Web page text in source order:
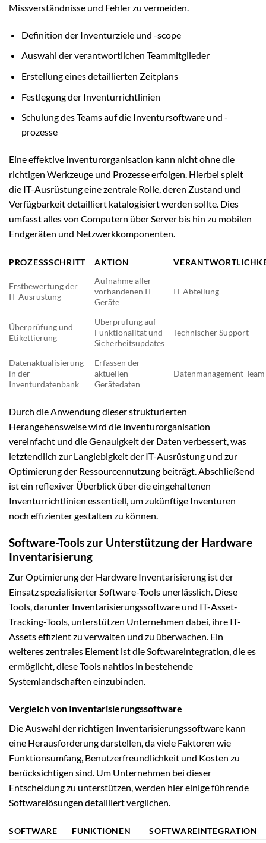
Missverständnisse und Fehler zu vermeiden.
Definition der Inventurziele und -scope
Auswahl der verantwortlichen Teammitglieder
Erstellung eines detaillierten Zeitplans
Festlegung der Inventurrichtlinien
Schulung des Teams auf die Inventursoftware und -
prozesse
Eine effektive Inventurorganisation kann nicht ohne die
richtigen Werkzeuge und Prozesse erfolgen. Hierbei spielt
die IT-Ausrüstung eine zentrale Rolle, deren Zustand und
Verfügbarkeit detailliert katalogisiert werden sollte. Dies
umfasst alles von Computern über Server bis hin zu mobilen
Endgeräten und Netzwerkkomponenten.
PROZESSSCHRITT AKTION
Erstbewertung der
IT-Ausrüstung
Aufnahme aller
vorhandenen IT-
Geräte
IT-Abteilung
Überprüfung und
Etikettierung
Überprüfung auf
Funktionalität und
Sicherheitsupdates
Technischer Support
Datenaktualisierung
in der
Inventurdatenbank
Erfassen der
aktuellen
Gerätedaten
Datenmanagement-Team
Durch die Anwendung dieser strukturierten
Herangehensweise wird die Inventurorganisation
vereinfacht und die Genauigkeit der Daten verbessert, was
letztendlich zur Langlebigkeit der IT-Ausrüstung und zur
Optimierung der Ressourcennutzung beiträgt. Abschließend
ist ein reflexiver Überblick über die eingehaltenen
Inventurrichtlinien essentiell, um zukünftige Inventuren
noch effizienter gestalten zu können.
Software-Tools zur Unterstützung der Hardware
Inventarisierung
Zur Optimierung der Hardware Inventarisierung ist der
Einsatz spezialisierter Software-Tools unerlässlich. Diese
Tools, darunter Inventarisierungssoftware und IT-Asset-
Tracking-Tools, unterstützen Unternehmen dabei, ihre IT-
Assets effizient zu verwalten und zu überwachen. Ein
weiteres zentrales Element ist die Softwareintegration, die es
ermöglicht, diese Tools nahtlos in bestehende
Systemlandschaften einzubinden.
Vergleich von Inventarisierungssoftware
Die Auswahl der richtigen Inventarisierungssoftware kann
eine Herausforderung darstellen, da viele Faktoren wie
Funktionsumfang, Benutzerfreundlichkeit und Kosten zu
berücksichtigen sind. Um Unternehmen bei dieser
Entscheidung zu unterstützen, werden hier einige führende
Softwarelösungen detailliert verglichen.
SOFTWARE FUNKTIONEN SOFTWAREINTEGRATION